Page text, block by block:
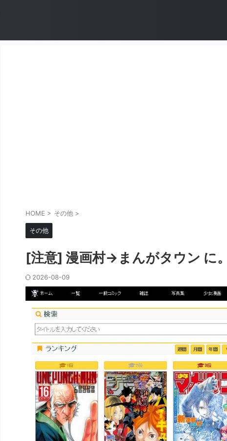
HOME > その他 >
その他
[注意] 漫画村→まんがタウン に
2026-08-09